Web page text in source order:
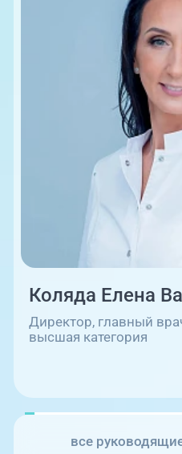
г. Златоуст, ул.
строение 1 (ЦАОП)
08:00-18:00
Коляда Елена
Директор, главный
высшая категория
все